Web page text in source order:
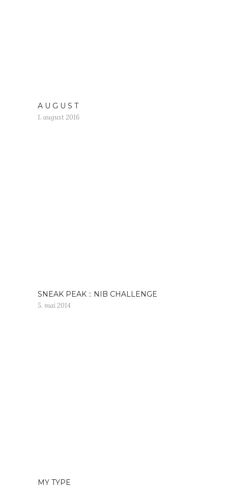
A U G U S T
1. august 2016
SNEAK PEAK :: NIB CHALLENGE
5. mai 2014
MY TYPE